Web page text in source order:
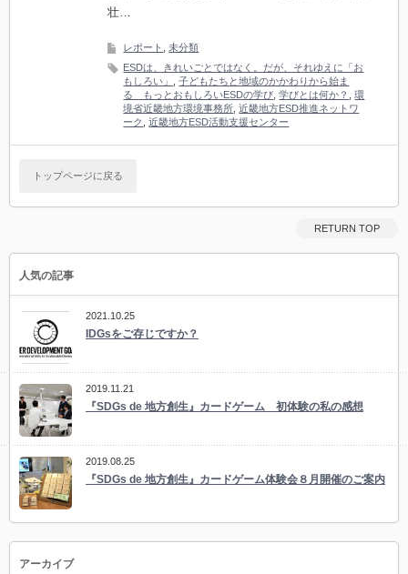
壮…
レポート ,未分類
ESDは、きれいごとではなく。だが、それゆえに「お
もしろい」
,子どもたちと地域のかかわりから始ま
る もっとおもしろいESDの学び ,学びとは何か？ ,環
境省近畿地方環境事務所 ,近畿地方ESD推進ネットワ
ーク
,近畿地方ESD活動支援センター
トップページに戻る
RETURN TOP
人気の記事
2021.10.25
IDGsをご存じですか？
2019.11.21
『SDGs de 地方創生』カードゲーム 初体験の私の感想
2019.08.25
『SDGs de 地方創生』カードゲーム体験会８月開催のご案内
アーカイブ